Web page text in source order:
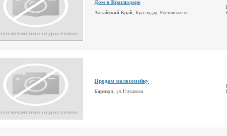
Дом в Краснодаре
Алтайский Край , Краснодар, Ростовское ш
Продам малосемейку
Барнаул , ул.Глушкова